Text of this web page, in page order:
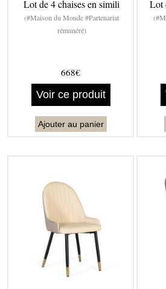
Lot de 4 chaises en simili
(#Maison du Monde #Partenariat
rémunéré)
668€
Voir ce produit
Ajouter au panier
Lot